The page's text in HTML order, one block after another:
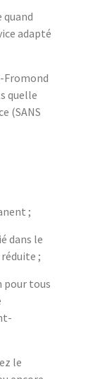
adapté
Fromond
quelle
(SANS
;
dans le
;
pour tous
le